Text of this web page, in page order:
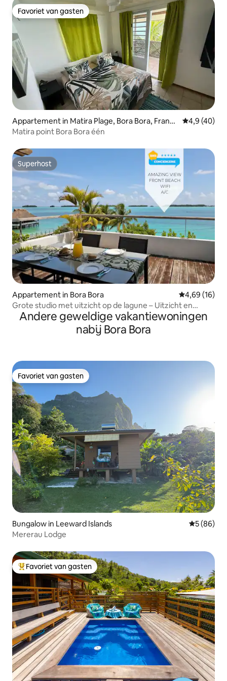
Favoriet van gasten
Favoriet van gasten
Appartement in Matira Plage, Bora Bora, Franch
Polinezia
4,9 (40)
Matira point Bora Bora één
Superhost
Superhost
Appartement in Bora Bora Gemiddelde
4,69 (16)
Grote studio met uitzicht op de lagune – Uitzicht en
airconditioning
Andere geweldige vakantiewoningen
nabij Bora Bora
Favoriet van gasten
Favoriet van gasten
Bungalow in Leeward Islands
5 (86)
Mererau Lodge
Topfavoriet van gasten
Favoriet van gasten